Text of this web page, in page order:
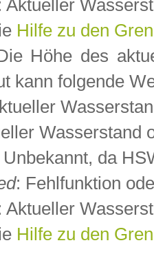
Aktueller
Hilfe zu den
Höhe des
kann folgende
Wasserstand
Unbekannt, da
: Fehlfunktion
Aktueller
Hilfe zu den